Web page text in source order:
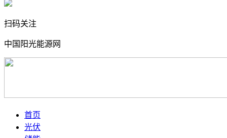
扫码关注
中国阳光能源网
首页
光伏